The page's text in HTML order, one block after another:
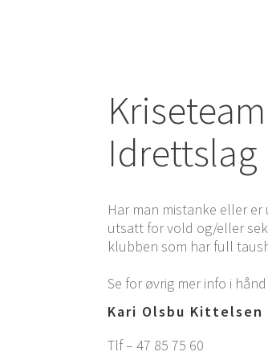
Idrettslag
Har man mistanke eller
utsatt for vold og/eller
klubben som har full
Se for øvrig mer info i
Kari Olsbu Kittelsen
Tlf – 47 85 75 60